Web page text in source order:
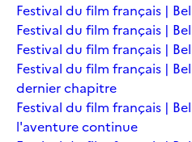
Festival du film français |
Festival du film français |
Festival du film français |
Festival du film français |
dernier chapitre
Festival du film français |
l'aventure continue